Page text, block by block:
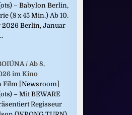
– Babylon Berlin,
(8 x 45 Min.) Ab 10.
2026 Berlin, Januar
/ Ab 8.
im Kino
Film [Newsroom]
– Mit BEWARE
Regisseur